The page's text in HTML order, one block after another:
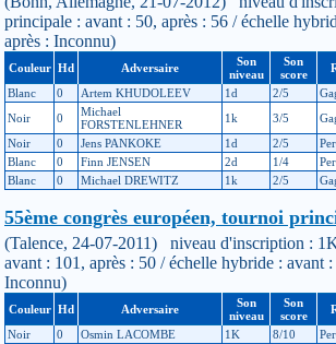
principale : avant : 50, après : 56 / échelle
après : Inconnu)
Couleur Hd Adversaire
Son
niveau
Son
score
Blanc
0 Artem KHUDOLEEV 1d 2/5
Noir
0
Michael
FORSTENLEHNER
1k 3/5
Noir
0 Jens PANKOKE 1d 2/5
Blanc
0 Finn JENSEN 2d 1/4
Blanc
0 Michael DREWITZ 1k 2/5
55ème congrès européen, tournoi
(Talence, 24-07-2011) niveau d'inscription :
avant : 101, après : 50 / échelle hybride : avant
Inconnu)
Couleur Hd Adversaire
Son
niveau
Son
score
Noir
0 Osmin LACOMBE 1K 8/10